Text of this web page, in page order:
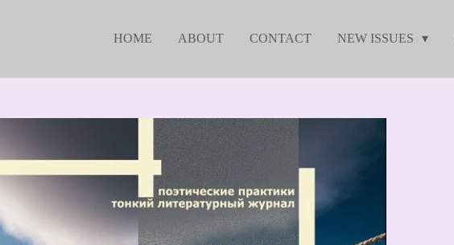
HOME ABOUT CONTACT NEW ISSUES